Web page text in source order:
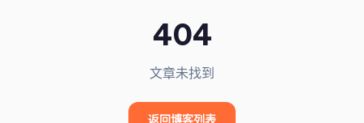
404
文章未找到
返回博客列表